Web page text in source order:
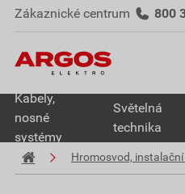
Zákaznické centrum 800
Kabely,
nosné
systémy
Světelná
technika
Hromosvod,